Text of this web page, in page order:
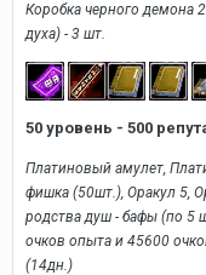
Коробка черного демона
духа) - 3 шт.
50 уровень - 500
Платиновый амулет,
фишка (50шт.), Оракул 5,
родства душ - бафы (по 5
очков опыта и 45600
(14дн.)